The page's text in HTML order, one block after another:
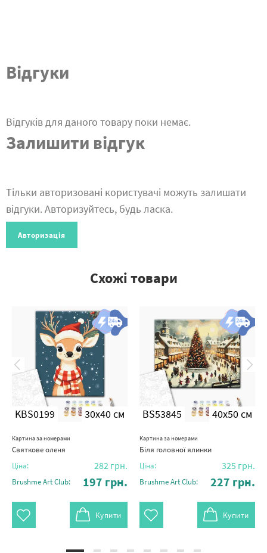
Відгуки
Відгуків для даного товару поки немає.
Залишити відгук
Тільки авторизовані користувачі можуть залишати
відгуки. Авторизуйтесь, будь ласка.
Авторизація
Схожі товари
KBS0199 30x40 см
Картина за номерами
Святкове оленя
Ціна: 282 грн.
Brushme Art Club: 197 грн.
Купити
BS53845 40x50 см
Картина за номерами
Біля головної ялинки
Ціна: 325 грн.
Brushme Art Club: 227 грн.
Купити